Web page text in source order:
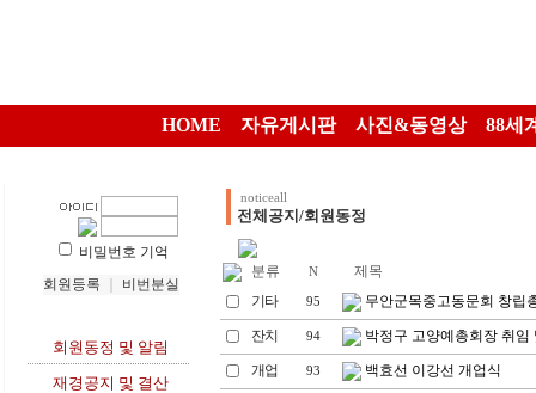
HOME 자유게시판 사진&동영상 88세
비밀번호 기억
회원등록
비번분실
회원동정 및 알림
재경공지 및 결산
noticeall
전체공지/회원동정
분류 N
제목
기타
95 무안군목중고동문회 창립
잔치 94 박정구 고양예총회장 취임
개업 93 백효선 이강선 개업식